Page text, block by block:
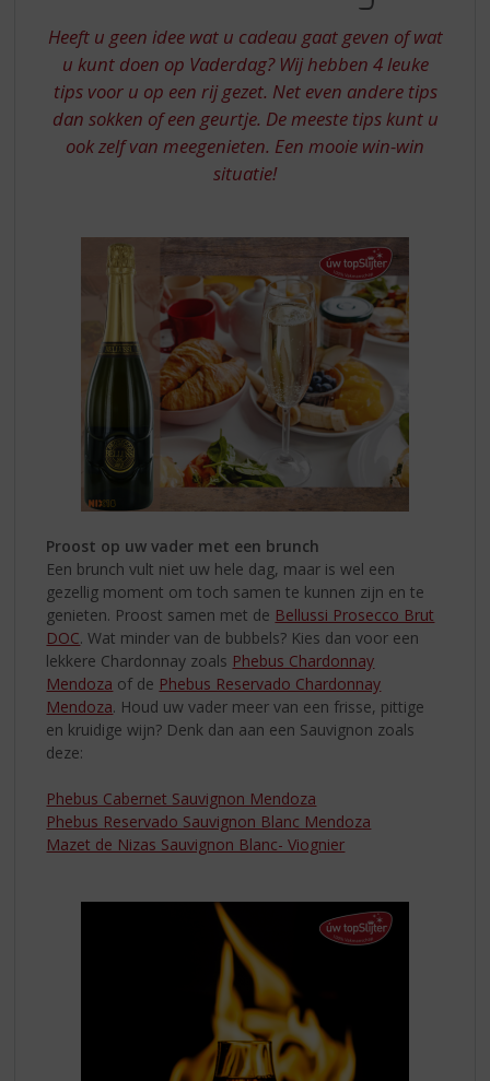
BESTE
CADEAU
VOOR
VADERDAG
Heeft u geen idee wat u cadeau gaat geven of wat
u kunt doen op Vaderdag? Wij hebben 4 leuke
tips voor u op een rij gezet. Net even andere tips
dan sokken of een geurtje. De meeste tips kunt u
ook zelf van meegenieten. Een mooie win-win
situatie!
Proost op uw vader met een brunch
Een brunch vult niet uw hele dag, maar is wel een
gezellig moment om toch samen te kunnen zijn en te
genieten. Proost samen met de Bellussi Prosecco Brut
DOC. Wat minder van de bubbels? Kies dan voor een
lekkere Chardonnay zoals Phebus Chardonnay
Mendoza of de Phebus Reservado Chardonnay
Mendoza. Houd uw vader meer van een frisse, pittige
en kruidige wijn? Denk dan aan een Sauvignon zoals
deze:
Phebus Cabernet Sauvignon Mendoza
Phebus Reservado Sauvignon Blanc Mendoza
Mazet de Nizas Sauvignon Blanc- Viognier